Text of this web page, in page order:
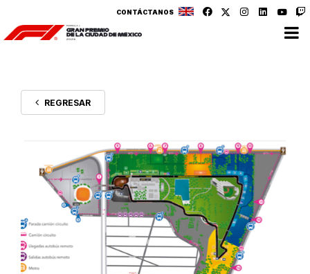
CONTÁCTANOS
REGRESAR